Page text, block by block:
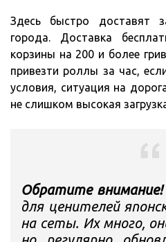
Здесь быстро доставят
города. Доставка
корзины на 200 и более
привезти роллы за час,
условия, ситуация на
не слишком высокая
Обратите внимание!
для ценителей
на сеты. Их много,